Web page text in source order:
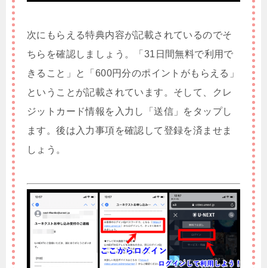
次にもらえる特典内容が記載されているのでそ
ちらを確認しましょう。「31日間無料で利用で
きること」と「600円分のポイントがもらえる」
ということが記載されています。そして、クレ
ジットカード情報を入力し「送信」をタップし
ます。後は入力事項を確認して登録を済ませま
しょう。